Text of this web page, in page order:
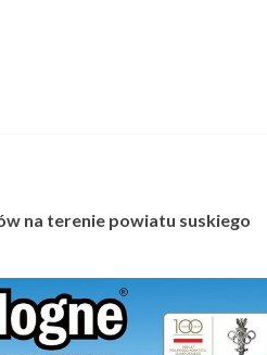
na terenie powiatu suskiego